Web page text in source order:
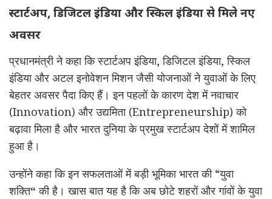
स्टार्टअप, डिजिटल इंडिया और स्किल इंडिया से मिले नए
अवसर
प्रधानमंत्री ने कहा कि स्टार्टअप इंडिया, डिजिटल इंडिया, स्किल
इंडिया और अटल इनोवेशन मिशन जैसी योजनाओं ने युवाओं के लिए
बेहतर अवसर पैदा किए हैं। इन पहलों के कारण देश में नवाचार
(Innovation) और उद्यमिता (Entrepreneurship) को
बढ़ावा मिला है और भारत दुनिया के प्रमुख स्टार्टअप देशों में शामिल
हुआ है।
उन्होंने कहा कि इन सफलताओं में बड़ी भूमिका भारत की “युवा
शक्ति“ की है। खास बात यह है कि अब छोटे शहरों और गांवों के युवा